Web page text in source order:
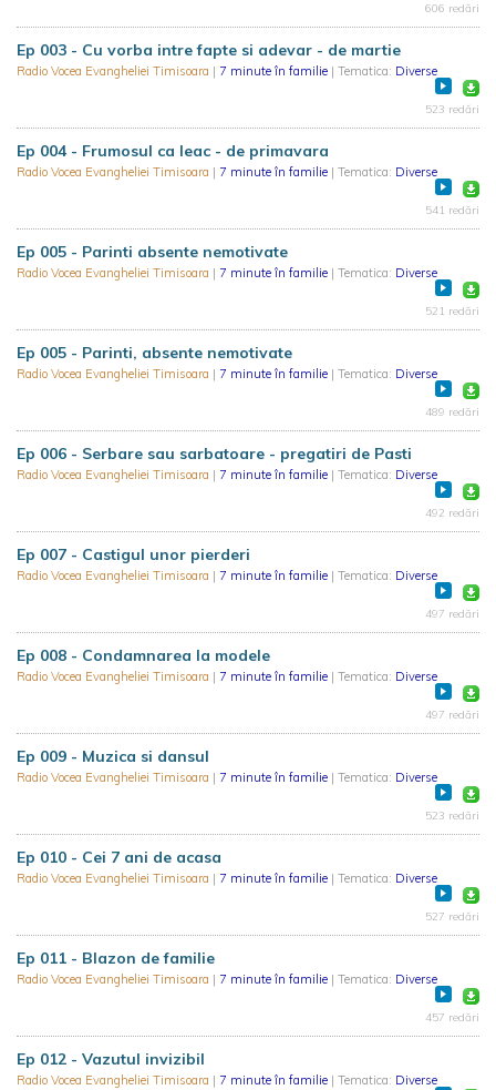
606 redări
Ep 003 - Cu vorba intre fapte si adevar - de martie
Radio Vocea Evangheliei Timisoara | 7 minute în familie | Tematica: Diverse
523 redări
Ep 004 - Frumosul ca leac - de primavara
Radio Vocea Evangheliei Timisoara | 7 minute în familie | Tematica: Diverse
541 redări
Ep 005 - Parinti absente nemotivate
Radio Vocea Evangheliei Timisoara | 7 minute în familie | Tematica: Diverse
521 redări
Ep 005 - Parinti, absente nemotivate
Radio Vocea Evangheliei Timisoara | 7 minute în familie | Tematica: Diverse
489 redări
Ep 006 - Serbare sau sarbatoare - pregatiri de Pasti
Radio Vocea Evangheliei Timisoara | 7 minute în familie | Tematica: Diverse
492 redări
Ep 007 - Castigul unor pierderi
Radio Vocea Evangheliei Timisoara | 7 minute în familie | Tematica: Diverse
497 redări
Ep 008 - Condamnarea la modele
Radio Vocea Evangheliei Timisoara | 7 minute în familie | Tematica: Diverse
497 redări
Ep 009 - Muzica si dansul
Radio Vocea Evangheliei Timisoara | 7 minute în familie | Tematica: Diverse
523 redări
Ep 010 - Cei 7 ani de acasa
Radio Vocea Evangheliei Timisoara | 7 minute în familie | Tematica: Diverse
527 redări
Ep 011 - Blazon de familie
Radio Vocea Evangheliei Timisoara | 7 minute în familie | Tematica: Diverse
457 redări
Ep 012 - Vazutul invizibil
Radio Vocea Evangheliei Timisoara | 7 minute în familie | Tematica: Diverse